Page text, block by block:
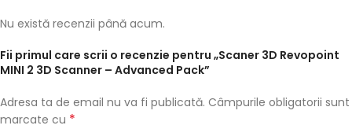
Nu există recenzii până acum.
Fii primul care scrii o recenzie pentru „Scaner 3D Revopoint
MINI 2 3D Scanner – Advanced Pack”
Adresa ta de email nu va fi publicată. Câmpurile obligatorii sunt
marcate cu *